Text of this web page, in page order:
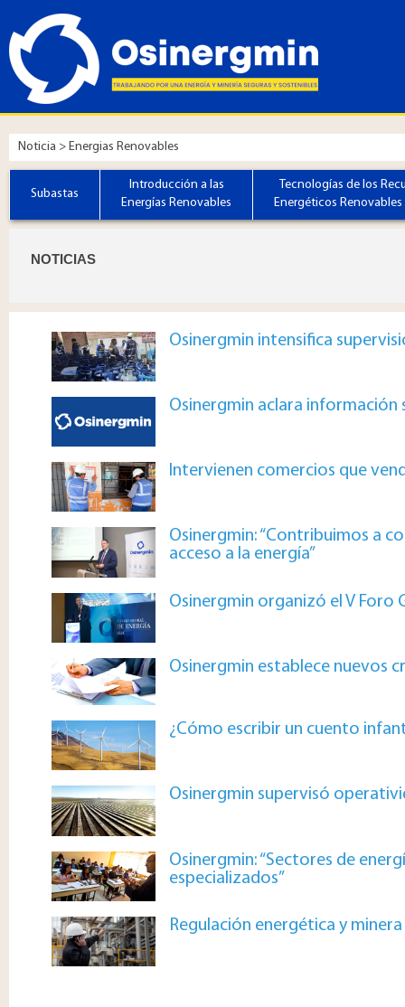
Noticia > Energias Renovables
Subastas
Introducción a las
Energías Renovables
Tecnologías de los
Energéticos Renovables
​​​​​​NOTICIAS
Osinergmin intensifica
Osinergmin aclara información
Intervienen comercios que
Osinergmin: “Contribuimos a
acceso a la energía”
Osinergmin organizó el V Foro
Osinergmin establece nuevos
¿Cómo escribir un cuento
Osinergmin supervisó
Osinergmin: “Sectores de
especializados”
Regulación energética y